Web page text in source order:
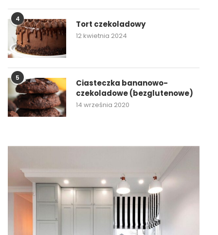
4 Tort czekoladowy
12 kwietnia 2024
5
Ciasteczka bananowo-
czekoladowe (bezglutenowe)
14 września 2020